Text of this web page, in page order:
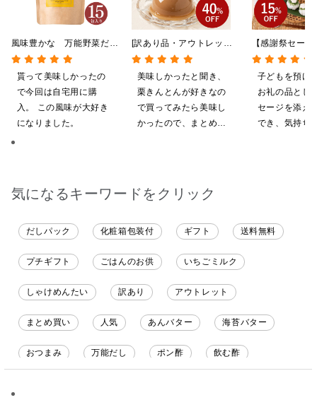
[訳あり品・アウトレット]
[賞味期限2026年09月09
日]絹ごしなめらか 栗き
んとんゼリー 81g【季節
限定】
美味しかったと聞き、
栗きんとんが好きなの
で買ってみたら美味し
かったので、まとめ買
風味豊かな 万能野菜だ
し 120g（8g×15包）
【だしパック】
貰って美味しかったの
で今回は自宅用に購
入。 この風味が大好き
になりました。
【感謝祭セー
贅沢ごはんギフ
料/沖縄県送料
粧箱包装付/オ
定】
子どもを預け
お礼の品とし
セージを添え
でき、気持ち
気になるキーワードをクリック
だしパック 化粧箱包装付 ギフト 送料無料
プチギフト ごはんのお供 いちごミルク
しゃけめんたい 訳あり アウトレット
まとめ買い 人気 あんバター 海苔バター
おつまみ 万能だし ポン酢 飲む酢